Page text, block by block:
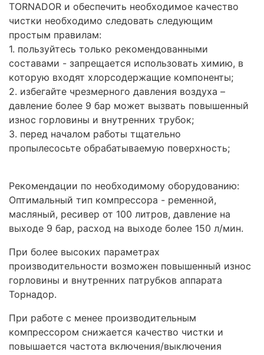
TORNADOR и обеспечить необходимое качество
чистки необходимо следовать следующим
простым правилам:
1. пользуйтесь только рекомендованными
составами - запрещается использовать химию, в
которую входят хлорсодержащие компоненты;
2. избегайте чрезмерного давления воздуха –
давление более 9 бар может вызвать повышенный
износ горловины и внутренних трубок;
3. перед началом работы тщательно
пропылесосьте обрабатываемую поверхность;
Рекомендации по необходимому оборудованию:
Оптимальный тип компрессора - ременной,
масляный, ресивер от 100 литров, давление на
выходе 9 бар, расход на выходе более 150 л/мин.
При более высоких параметрах
производительности возможен повышенный износ
горловины и внутренних патрубков аппарата
Торнадор.
При работе с менее производительным
компрессором снижается качество чистки и
повышается частота включения/выключения